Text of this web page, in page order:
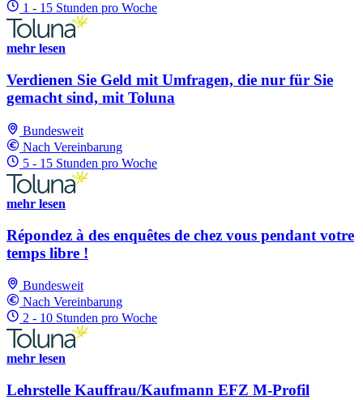
1 - 15 Stunden pro Woche
mehr lesen
Verdienen Sie Geld mit Umfragen, die nur für Sie
gemacht sind, mit Toluna
Bundesweit
Nach Vereinbarung
5 - 15 Stunden pro Woche
mehr lesen
Répondez à des enquêtes de chez vous pendant votre
temps libre !
Bundesweit
Nach Vereinbarung
2 - 10 Stunden pro Woche
mehr lesen
Lehrstelle Kauffrau/Kaufmann EFZ M-Profil